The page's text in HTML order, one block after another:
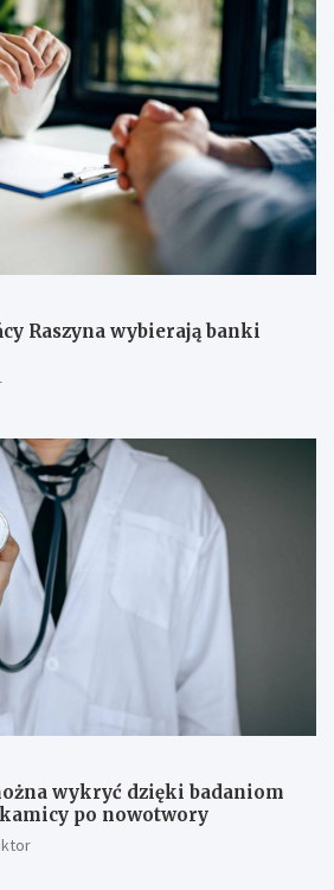
Raszyna wybierają banki
wykryć dzięki badaniom
po nowotwory